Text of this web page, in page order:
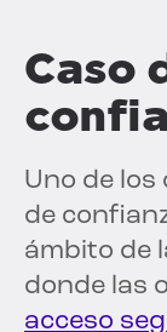
Caso
Uno de los
de
ámbito de
donde las
acceso